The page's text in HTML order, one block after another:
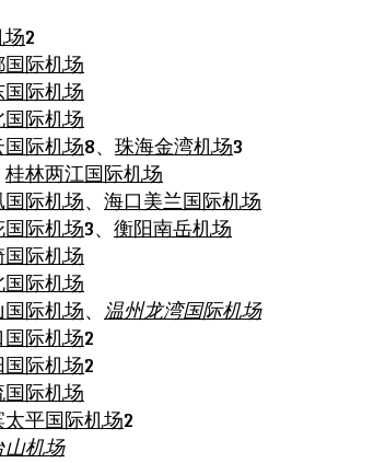
2
际机场
际机场
际机场
际机场8、 珠海金湾机场3
桂林两江国际机场
际机场、 海口美兰国际机场
际机场3、 衡阳南岳机场
际机场
际机场
际机场、 温州龙湾国际机场
际机场2
际机场2
际机场
太平国际机场2
山机场